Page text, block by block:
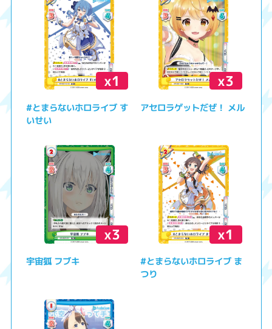
x1
#とまらないホロライブ す
いせい
x3
アセロラゲットだぜ！ メル
x3
宇宙狐 フブキ
x1
#とまらないホロライブ ま
つり